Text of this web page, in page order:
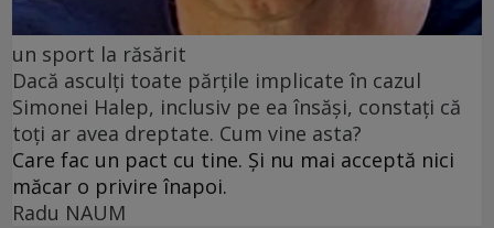
un sport la răsărit
Dacă asculți toate părțile implicate în cazul
Simonei Halep, inclusiv pe ea însăși, constați că
toți ar avea dreptate. Cum vine asta?
Care fac un pact cu tine. Și nu mai acceptă nici
măcar o privire înapoi.
Radu NAUM